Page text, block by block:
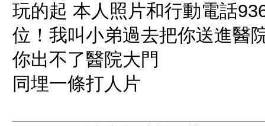
玩的起 本人照片和行動電話
位！我叫小弟過去把你送進醫
你出不了醫院大門
同埋一條打人片